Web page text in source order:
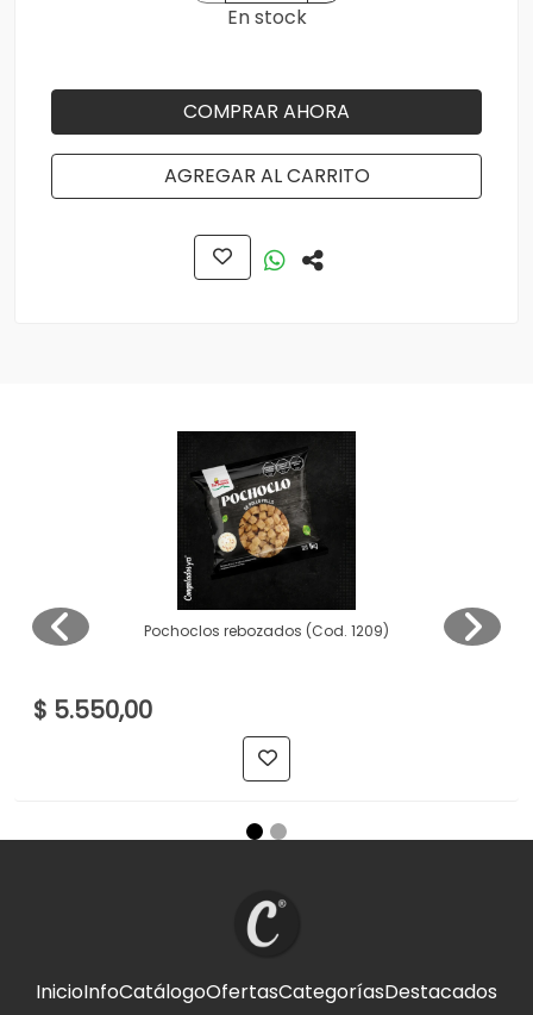
En stock
COMPRAR AHORA
AGREGAR AL CARRITO
Pochoclos rebozados (Cod. 1209)
$ 5.550,00
InicioInfoCatálogoOfertasCategoríasDestacados